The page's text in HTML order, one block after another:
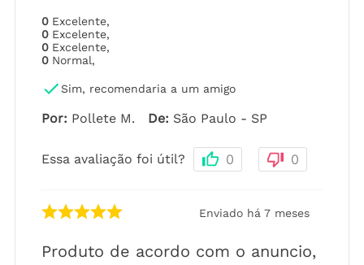
0 Excelente,
0 Excelente,
0 Excelente,
0 Normal,
Sim, recomendaria a um amigo
Por: Pollete M. De: São Paulo - SP
Essa avaliação foi útil? 0 0
Enviado há 7 meses
Produto de acordo com o anuncio,